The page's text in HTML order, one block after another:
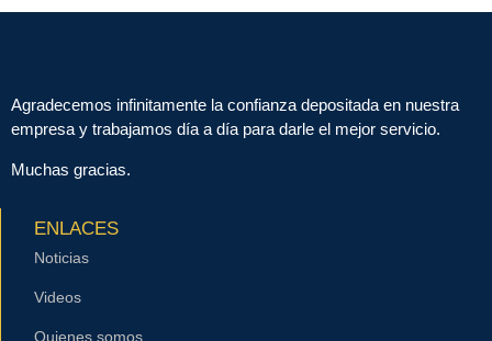
Agradecemos infinitamente la confianza depositada en nuestra
empresa y trabajamos día a día para darle el mejor servicio.
Muchas gracias.
ENLACES
Noticias
Videos
Quienes somos